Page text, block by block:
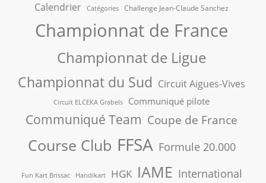
Calendrier Catégories Challenge Jean-Claude Sanchez
Championnat de France
Championnat de Ligue
Championnat du Sud Circuit Aigues-Vives
Circuit ELCEKA Grabels Communiqué pilote
Communiqué Team Coupe de France
Course Club FFSA Formule 20.000
Fun Kart Brissac Handikart HGK IAME International